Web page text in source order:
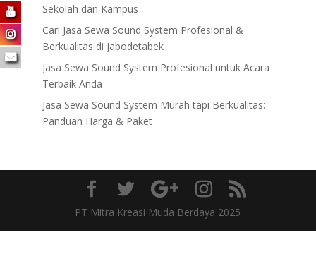
Sekolah dan Kampus
Cari Jasa Sewa Sound System Profesional &
Berkualitas di Jabodetabek
Jasa Sewa Sound System Profesional untuk Acara
Terbaik Anda
Jasa Sewa Sound System Murah tapi Berkualitas:
Panduan Harga & Paket
PT Mitra Kreasi Muda Berdaya 2025